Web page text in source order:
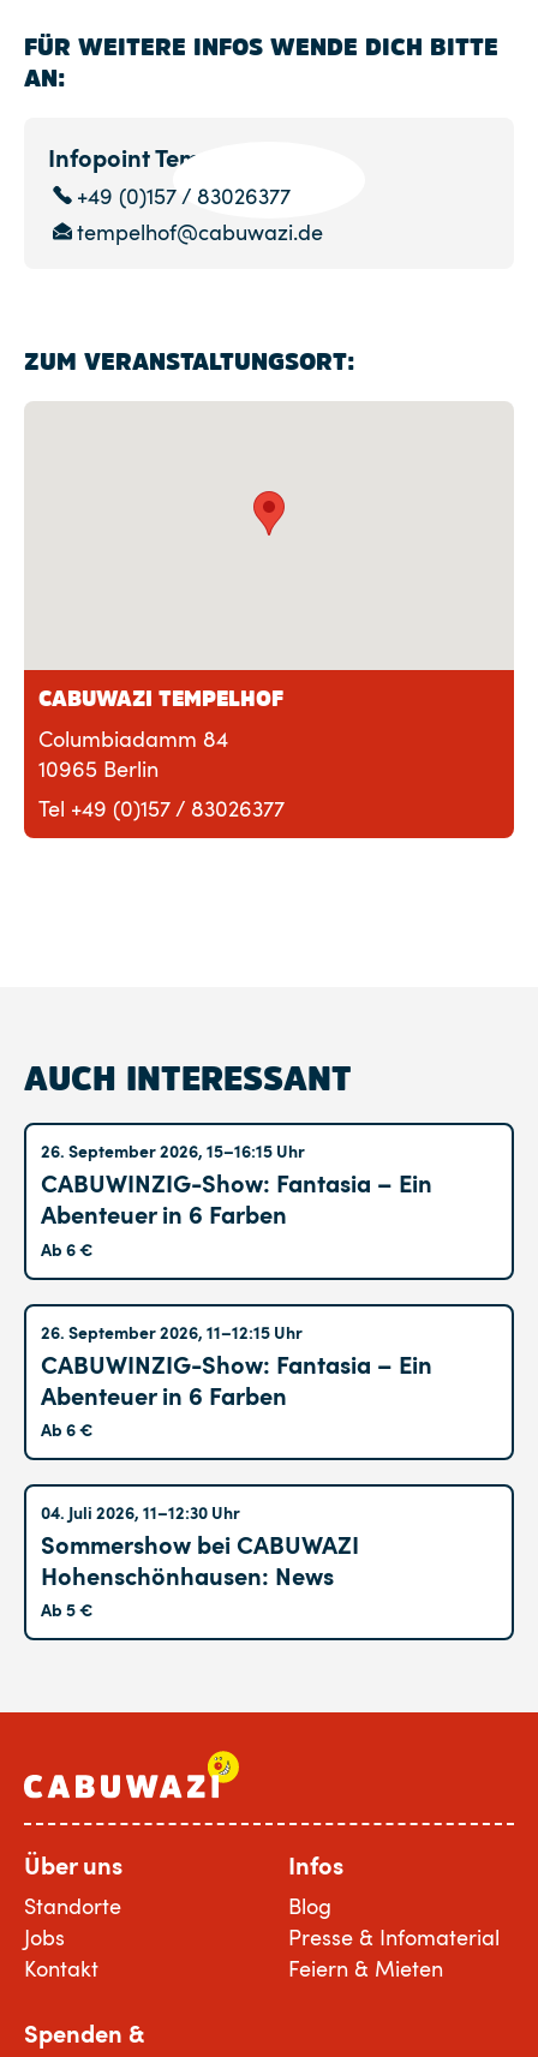
FÜR WEITERE INFOS WENDE DICH BITTE
AN:
Infopoint Tempelhof
+49 (0)157 / 83026377
tempelhof@cabuwazi.de
ZUM VERANSTALTUNGSORT:
CABUWAZI TEMPELHOF
Columbiadamm 84
10965 Berlin
Tel +49 (0)157 / 83026377
AUCH INTERESSANT
26. September 2026, 15–16:15 Uhr
CABUWINZIG-Show: Fantasia – Ein
Abenteuer in 6 Farben
Ab 6 €
26. September 2026, 11–12:15 Uhr
CABUWINZIG-Show: Fantasia – Ein
Abenteuer in 6 Farben
Ab 6 €
04. Juli 2026, 11–12:30 Uhr
Sommershow bei CABUWAZI
Hohenschönhausen: News
Ab 5 €
Über uns
Standorte
Jobs
Kontakt
Infos
Blog
Presse & Infomaterial
Feiern & Mieten
Spenden &